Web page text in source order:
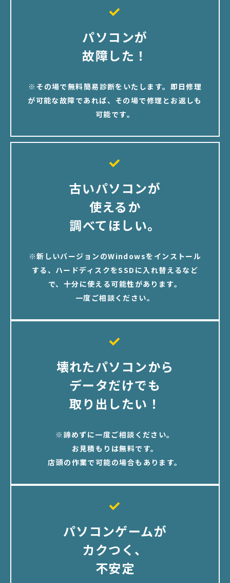
パソコンが
故障した！
※その場で無料簡易診断をいたします。即日修理
が可能な故障であれば、その場で修理とお返しも
可能です。
古いパソコンが
使えるか
調べてほしい。
※新しいバージョンのWindowsをインストール
する、ハードディスクをSSDに入れ替えるなど
で、十分に使える可能性があります。
一度ご相談ください。
壊れたパソコンから
データだけでも
取り出したい！
※諦めずに一度ご相談ください。
お見積もりは無料です。
店頭の作業で可能の場合もあります。
パソコンゲームが
カクつく、
不安定